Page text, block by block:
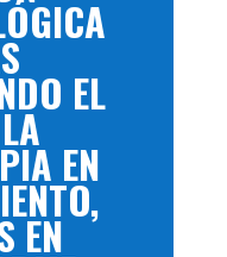
EL
EN
EN